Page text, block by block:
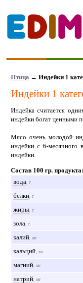
Птица → Индейки 1
Индейки 1
Индейка считается
индейки богат ценными
Мясо очень молодой
индейки с 6-месячного
индейки.
Состав 100 гр. продукта:
вода , г
белки, г
жиры, г
зола , г
калий, мг
кальций, мг
магний, мг
натрий, мг